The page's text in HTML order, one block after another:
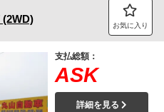
(2WD) お気に入り
支払総額：
ASK
詳細を見る